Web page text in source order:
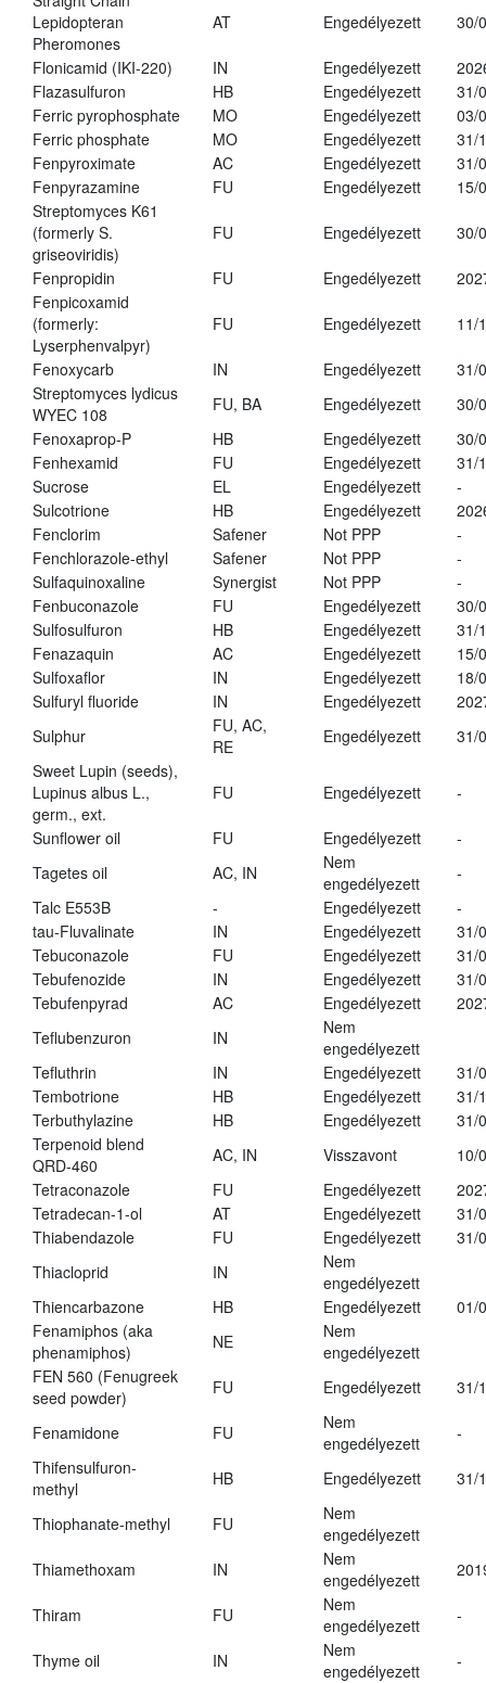
Lepidopteran
Pheromones
AT Engedélyezett 30/
Flonicamid (IKI-220) IN Engedélyezett
Flazasulfuron
HB Engedélyezett
31/
Ferric pyrophosphate
MO Engedélyezett
03/
Ferric phosphate
MO Engedélyezett
31/
Fenpyroximate
AC Engedélyezett
31/
Fenpyrazamine
FU Engedélyezett
15/
Streptomyces K61
(formerly S.
griseoviridis)
FU Engedélyezett 30/
Fenpropidin FU Engedélyezett
Fenpicoxamid
(formerly:
Lyserphenvalpyr)
FU Engedélyezett 11/
Fenoxycarb IN Engedélyezett
31/
Streptomyces lydicus
WYEC 108
FU, BA Engedélyezett
30/
Fenoxaprop-P
HB Engedélyezett
30/
Fenhexamid
FU Engedélyezett
31/
Sucrose
EL Engedélyezett
-
Sulcotrione
HB Engedélyezett
Fenclorim
Safener Not PPP
-
Fenchlorazole-ethyl
Safener Not PPP
-
Sulfaquinoxaline
Synergist Not PPP
-
Fenbuconazole
FU Engedélyezett
30/
Sulfosulfuron
HB Engedélyezett
31/
Fenazaquin
AC Engedélyezett
15/
Sulfoxaflor
IN Engedélyezett
18/
Sulfuryl fluoride
IN Engedélyezett
Sulphur
FU, AC,
RE
Engedélyezett
31/
Sweet Lupin (seeds),
Lupinus albus L.,
germ., ext.
FU Engedélyezett -
Sunflower oil FU Engedélyezett
-
Tagetes oil
AC, IN
Nem
engedélyezett
-
Talc E553B
- Engedélyezett
-
tau-Fluvalinate
IN Engedélyezett
31/
Tebuconazole
FU Engedélyezett
31/
Tebufenozide
IN Engedélyezett
31/
Tebufenpyrad
AC Engedélyezett
Teflubenzuron
IN
Nem
engedélyezett
Tefluthrin
IN Engedélyezett
31/
Tembotrione
HB Engedélyezett
31/
Terbuthylazine
HB Engedélyezett
31/
Terpenoid blend
QRD-460
AC, IN Visszavont
10/
Tetraconazole
FU Engedélyezett
Tetradecan-1-ol
AT Engedélyezett
31/
Thiabendazole
FU Engedélyezett
31/
Thiacloprid
IN
Nem
engedélyezett
Thiencarbazone
HB Engedélyezett
01/
Fenamiphos (aka
phenamiphos)
NE
Nem
engedélyezett
FEN 560 (Fenugreek
seed powder)
FU Engedélyezett 31/
Fenamidone FU
Nem
engedélyezett
-
Thifensulfuron-
methyl
HB Engedélyezett 31/
Thiophanate-methyl FU
Nem
engedélyezett
Thiamethoxam
IN
Nem
engedélyezett
Thiram FU
Nem
engedélyezett
-
Thyme oil IN
Nem
engedélyezett
-